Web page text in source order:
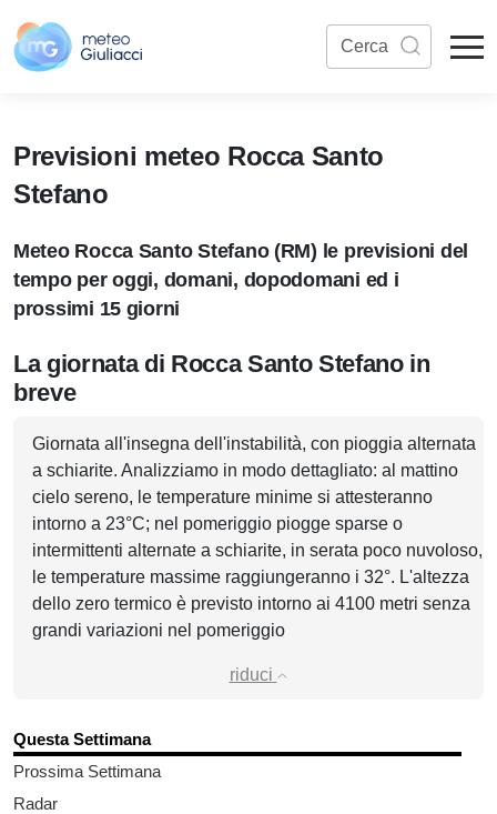
Previsioni meteo Rocca Santo
Stefano
Meteo Rocca Santo Stefano (RM) le previsioni del
tempo per oggi, domani, dopodomani ed i
prossimi 15 giorni
La giornata di Rocca Santo Stefano in
breve
Giornata all'insegna dell'instabilità, con pioggia alternata
a schiarite. Analizziamo in modo dettagliato: al mattino
cielo sereno, le temperature minime si attesteranno
intorno a 23°C; nel pomeriggio piogge sparse o
intermittenti alternate a schiarite, in serata poco nuvoloso,
le temperature massime raggiungeranno i 32°. L'altezza
dello zero termico è previsto intorno ai 4100 metri senza
grandi variazioni nel pomeriggio
riduci
Questa Settimana
Prossima Settimana
Radar